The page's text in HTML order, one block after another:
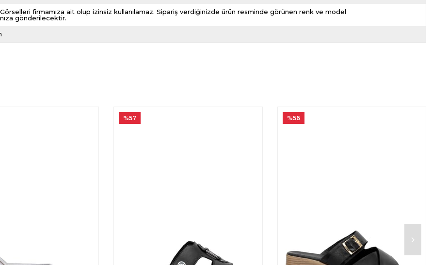
firmamıza ait olup izinsiz kullanılamaz. Sipariş verdiğinizde ürün resminde görünen renk ve model
gönderilecektir.
%57 %56